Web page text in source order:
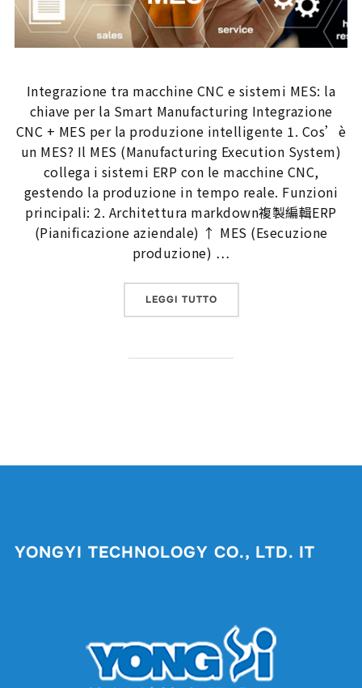
Integrazione tra macchine CNC e sistemi MES: la
chiave per la Smart Manufacturing Integrazione
CNC + MES per la produzione intelligente 1. Cos’è
un MES? Il MES (Manufacturing Execution System)
collega i sistemi ERP con le macchine CNC,
gestendo la produzione in tempo reale. Funzioni
principali: 2. Architettura markdown複製編輯ERP
(Pianificazione aziendale) ↑ MES (Esecuzione
produzione) …
LEGGI TUTTO“INTEGRAZIONE TRA
YONGYI TECHNOLOGY CO., LTD. IT